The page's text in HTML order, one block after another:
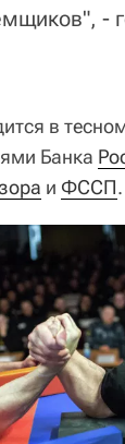
-
в
Банка
и ФССП.